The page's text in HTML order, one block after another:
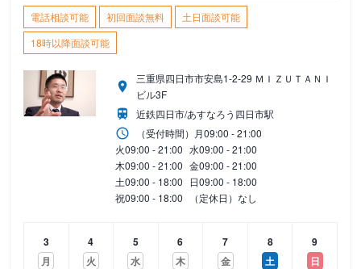
電話相談可能 初回面談無料
土日面談可能
18時以降面談可能
三重県四日市市安島1-2-29 ＭＩＺＵＴＡＮＩ
ビル3F
近鉄四日市/あすなろう四日市駅
（受付時間） 月09:00 - 21:00
火09:00 - 21:00 水09:00 - 21:00
木09:00 - 21:00 金09:00 - 21:00
土09:00 - 18:00 日09:00 - 18:00
祝09:00 - 18:00 （定休日）なし
3
月
4
火
5
水
6
木
7
金
8
土
9
日